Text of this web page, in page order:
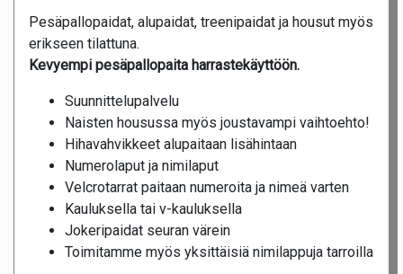
Pesäpallopaidat, alupaidat, treenipaidat ja housut myös
erikseen tilattuna.
Kevyempi pesäpallopaita harrastekäyttöön.
Suunnittelupalvelu
Naisten housussa myös joustavampi vaihtoehto!
Hihavahvikkeet alupaitaan lisähintaan
Numerolaput ja nimilaput
Velcrotarrat paitaan numeroita ja nimeä varten
Kauluksella tai v-kauluksella
Jokeripaidat seuran värein
Toimitamme myös yksittäisiä nimilappuja tarroilla